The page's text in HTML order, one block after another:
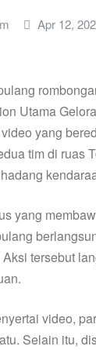
Apr 12,
Utama
yang
tim di ruas
yang
tersebut
video,
Selain itu,